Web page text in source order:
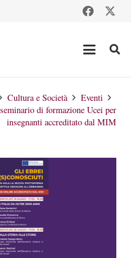
Cultura e Società
Eventi
di formazione Ucei per
insegnanti accreditato dal MIM